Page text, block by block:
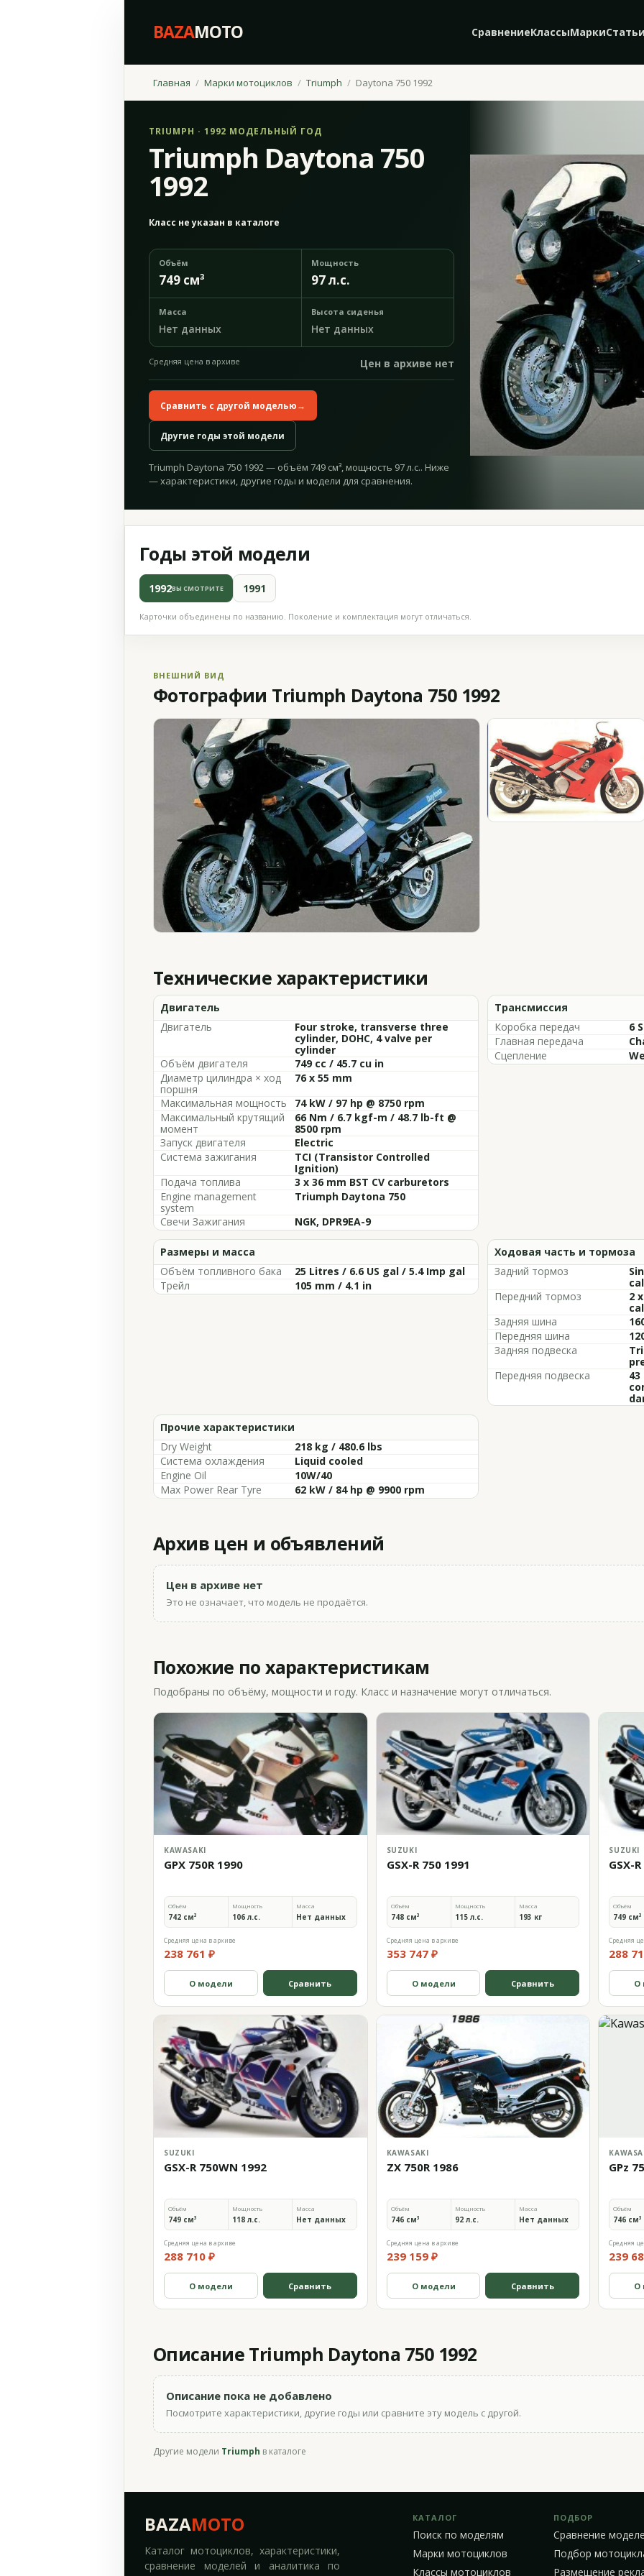
BAZAMOTO СравнениеКлассыМаркиСтатьи
Главная Марки мотоциклов Triumph Daytona 750 1992
TRIUMPH · 1992 МОДЕЛЬНЫЙ ГОД
Triumph Daytona 750
1992
Класс не указан в каталоге
Объём
749 см³
Мощность
97 л.с.
Масса
Нет данных
Высота сиденья
Нет данных
Средняя цена в архиве Цен в архиве нет
Сравнить с другой моделью→
Другие годы этой модели
Triumph Daytona 750 1992 — объём 749 см³, мощность 97 л.с.. Ниже
— характеристики, другие годы и модели для сравнения.
Годы этой модели
1992ВЫ СМОТРИТЕ 1991
Карточки объединены по названию. Поколение и комплектация могут отличаться.
ВНЕШНИЙ ВИД
Фотографии Triumph Daytona 750 1992
Технические характеристики
Двигатель
Двигатель
Four stroke, transverse three
cylinder, DOHC, 4 valve per
cylinder
Объём двигателя
749 cc / 45.7 cu in
Диаметр цилиндра × ход
поршня
76 x 55 mm
Максимальная мощность
74 kW / 97 hp @ 8750 rpm
Максимальный крутящий
момент
66 Nm / 6.7 kgf-m / 48.7 lb-ft @
8500 rpm
Запуск двигателя
Electric
Система зажигания
TCI (Transistor Controlled
Ignition)
Подача топлива
3 x 36 mm BST CV carburetors
Engine management
system
Triumph Daytona 750
Свечи Зажигания
NGK, DPR9EA-9
Трансмиссия
Коробка передач
6
Главная передача
Сцепление
Размеры и масса
Объём топливного бака
25 Litres / 6.6 US gal / 5.4 Imp gal
Трейл
105 mm / 4.1 in
Ходовая часть и тормоза
Задний тормоз
Передний тормоз
2
Задняя шина
Передняя шина
Задняя подвеска
Передняя подвеска
Прочие характеристики
Dry Weight
218 kg / 480.6 lbs
Система охлаждения
Liquid cooled
Engine Oil
10W/40
Max Power Rear Tyre
62 kW / 84 hp @ 9900 rpm
Архив цен и объявлений
Цен в архиве нет
Это не означает, что модель не продаётся.
Похожие по характеристикам
Подобраны по объёму, мощности и году. Класс и назначение могут отличаться.
KAWASAKI
GPX 750R 1990
Объём
742 см³
Мощность
106 л.с.
Масса
Нет данных
Средняя цена в архиве
238 761 ₽
О модели Сравнить
SUZUKI
GSX-R 750 1991
Объём
748 см³
Мощность
115 л.с.
Масса
193 кг
Средняя цена в архиве
353 747 ₽
О модели Сравнить
SUZUKI
GSX-
Объём
749 см³
Средняя
288
О
SUZUKI
GSX-R 750WN 1992
Объём
749 см³
Мощность
118 л.с.
Масса
Нет данных
Средняя цена в архиве
288 710 ₽
О модели Сравнить
KAWASAKI
ZX 750R 1986
Объём
746 см³
Мощность
92 л.с.
Масса
Нет данных
Средняя цена в архиве
239 159 ₽
О модели Сравнить
GPz
Объём
746 см³
Средняя
239
О
Описание Triumph Daytona 750 1992
Описание пока не добавлено
Посмотрите характеристики, другие годы или сравните эту модель с другой.
Другие модели Triumph в каталоге
BAZAMOTO
Каталог мотоциклов, характеристики,
сравнение моделей и аналитика по
КАТАЛОГ
Поиск по моделям
Марки мотоциклов
Классы мотоциклов
ПОДБОР
Сравнение
Подбор
Размещение